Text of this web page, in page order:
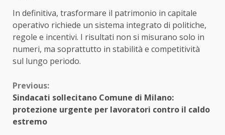
In definitiva, trasformare il patrimonio in capitale
operativo richiede un sistema integrato di politiche,
regole e incentivi. I risultati non si misurano solo in
numeri, ma soprattutto in stabilità e competitività
sul lungo periodo.
Continue
Reading
Previous:
Sindacati sollecitano Comune di Milano:
protezione urgente per lavoratori contro il caldo
estremo